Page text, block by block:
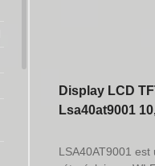
Display LCD
Lsa40at9001
LSA40AT9001